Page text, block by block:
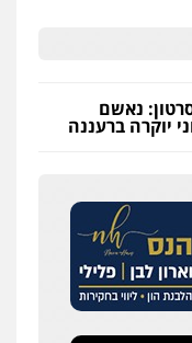
נאשם
יוקרה ברעננה